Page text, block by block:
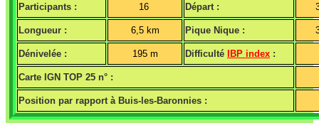
Participants : 16 Départ :
Longueur : 6,5 km Pique Nique :
Dénivelée : 195 m Difficulté IBP index :
Carte IGN TOP 25 n° :
Position par rapport à Buis-les-Baronnies :